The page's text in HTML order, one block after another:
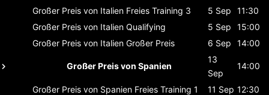
Großer Preis von Italien Freies Training 3 5 Sep
11:30
Großer Preis von Italien Qualifying 5 Sep
15:00
Großer Preis von Italien Großer Preis 6 Sep 14:00
Großer Preis von Spanien
13
Sep
14:00
Großer Preis von Spanien Freies Training 1 11 Sep 12:30